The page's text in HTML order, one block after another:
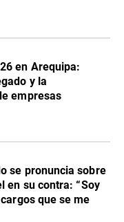
en Arequipa:
y la
empresas
se pronuncia sobre
en su contra: “Soy
que se me